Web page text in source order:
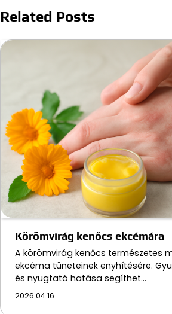
Related Posts
Körömvirág kenőcs ekcémára
A körömvirág kenőcs természetes
ekcéma tüneteinek enyhítésére.
és nyugtató hatása segíthet…
2026.04.16.